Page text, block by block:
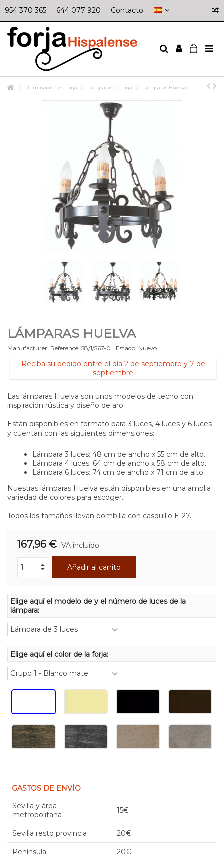
954 370 365 644 077 920 Contacto
Iluminación en forja Lámparas de forja Lámparas Huelva
LÁMPARAS HUELVA
Manufacturer: Reference: 58/1/567-0 Estado: Nuevo
Reciba su pedido entre el día 2 de septiembre y 7 de
septiembre
Las lámparas Huelva son unos modelos de techo con
inspiración rústica y diseño de aro.
Están disponibles en formato para 3 luces, 4 luces y 6 luces
y cuentan con las siguientes dimensiones:
Lámpara 3 luces: 48 cm de ancho x 55 cm de alto.
Lámpara 4 luces: 64 cm de ancho x 58 cm de alto.
Lámpara 6 luces: 74 cm de ancho x 71 cm de alto.
Nuestras lámparas Huelva están disponibles en una amplia
variedad de colores para escoger.
Todos los tamaños llevan bombilla con casquillo E-27.
167,96 € IVA incluído
Añadir al carrito
Elige aquí el modelo de y el número de luces de la
lámpara:
Elige aquí el color de la forja:
GASTOS DE ENVÍO
Sevilla y área
metropolitana
15€
Sevilla resto provincia 20€
Península 20€